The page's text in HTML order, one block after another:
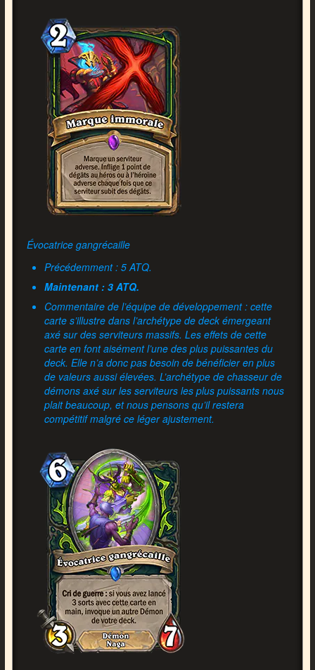
Évocatrice gangrécaille
Précédemment : 5 ATQ.
Maintenant : 3 ATQ.
Commentaire de l’équipe de développement : cette
carte s’illustre dans l’archétype de deck émergeant
axé sur des serviteurs massifs. Les effets de cette
carte en font aisément l’une des plus puissantes du
deck. Elle n’a donc pas besoin de bénéficier en plus
de valeurs aussi élevées. L’archétype de chasseur de
démons axé sur les serviteurs les plus puissants nous
plait beaucoup, et nous pensons qu’il restera
compétitif malgré ce léger ajustement.